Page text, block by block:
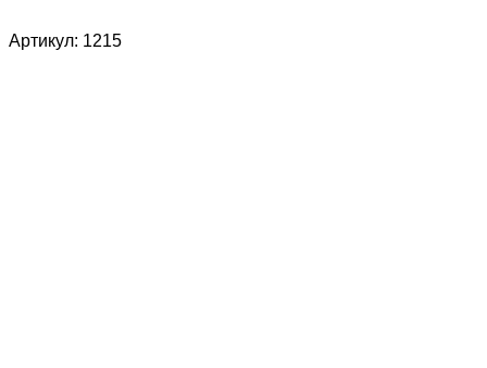
Артикул: 1215